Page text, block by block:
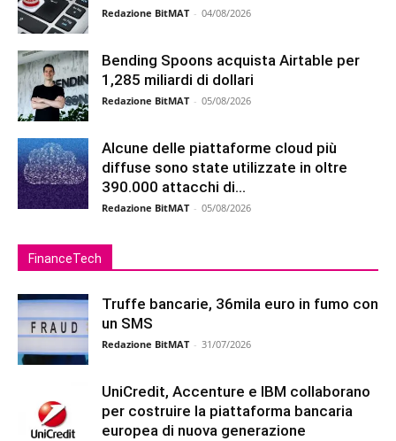
Redazione BitMAT - 04/08/2026
Bending Spoons acquista Airtable per
1,285 miliardi di dollari
Redazione BitMAT - 05/08/2026
Alcune delle piattaforme cloud più
diffuse sono state utilizzate in oltre
390.000 attacchi di...
Redazione BitMAT - 05/08/2026
FinanceTech
Truffe bancarie, 36mila euro in fumo con
un SMS
Redazione BitMAT - 31/07/2026
UniCredit, Accenture e IBM collaborano
per costruire la piattaforma bancaria
europea di nuova generazione